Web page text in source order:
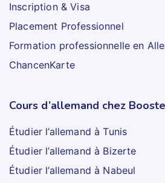
Inscription & Visa
Placement Professionnel
Formation professionnelle en
ChancenKarte
Cours d’allemand chez
Étudier l’allemand à Tunis
Étudier l’allemand à Bizerte
Étudier l’allemand à Nabeul